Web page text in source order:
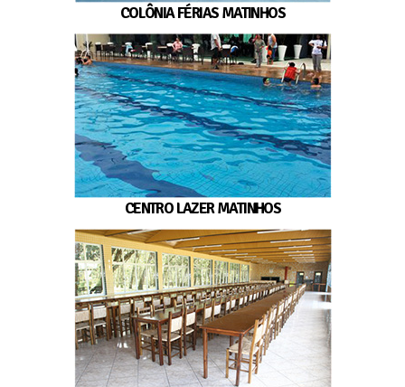
COLÔNIA FÉRIAS MATINHOS
CENTRO LAZER MATINHOS